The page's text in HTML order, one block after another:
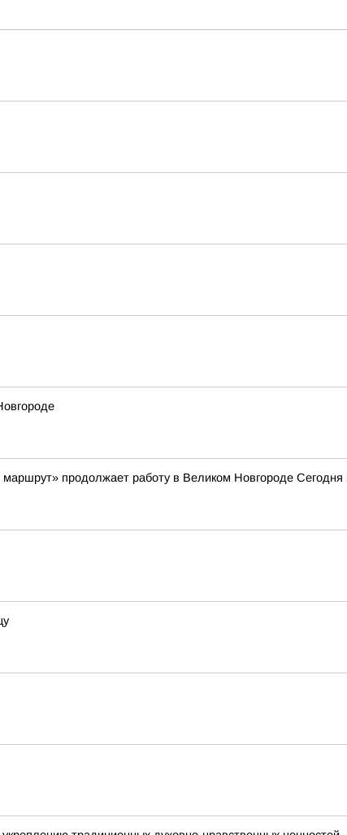
продолжает работу в Великом Новгороде